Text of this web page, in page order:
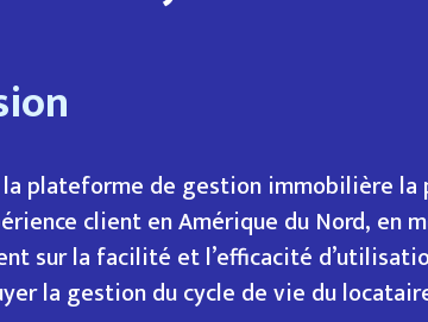
plateforme de gestion immobilière la
client en Amérique du Nord, en
sur la facilité et l’efficacité
la gestion du cycle de vie du